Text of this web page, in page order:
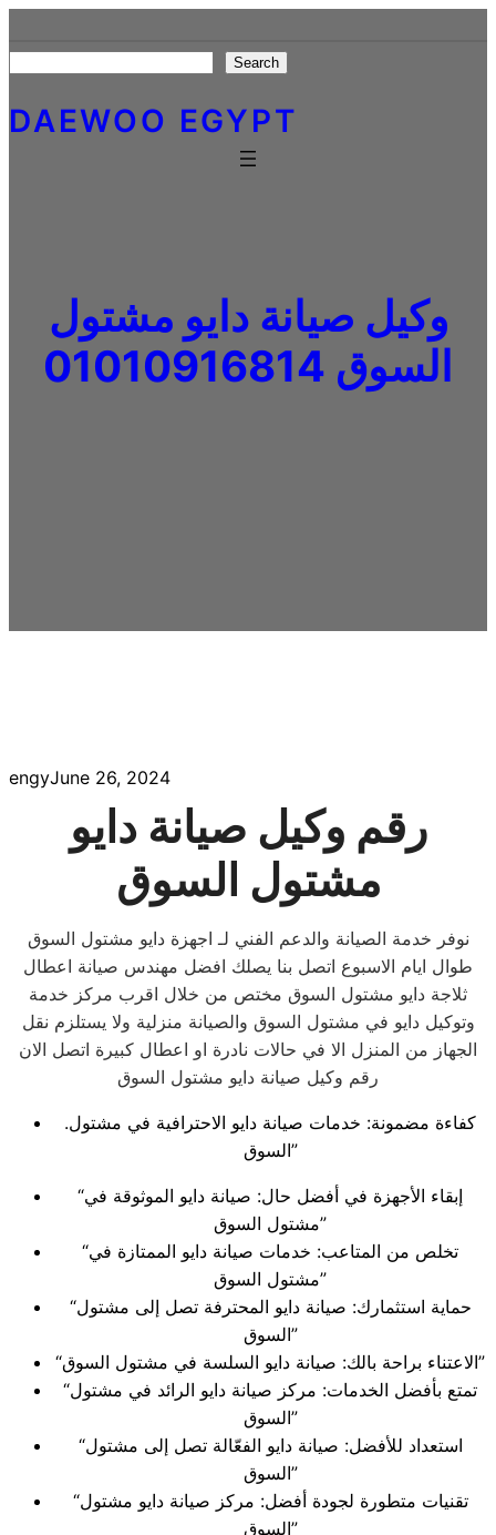
to
content
Search
DAEWOO EGYPT
وكيل صيانة دايو مشتول
السوق 01010916814
engyJune 26, 2024
رقم وكيل صيانة دايو
مشتول السوق
نوفر خدمة الصيانة والدعم الفني لـ اجهزة دايو مشتول السوق
طوال ايام الاسبوع اتصل بنا يصلك افضل مهندس صيانة اعطال
ثلاجة دايو مشتول السوق مختص من خلال اقرب مركز خدمة
وتوكيل دايو في مشتول السوق والصيانة منزلية ولا يستلزم نقل
الجهاز من المنزل الا في حالات نادرة او اعطال كبيرة اتصل الان
رقم وكيل صيانة دايو مشتول السوق
.كفاءة مضمونة: خدمات صيانة دايو الاحترافية في مشتول
السوق”
“إبقاء الأجهزة في أفضل حال: صيانة دايو الموثوقة في
مشتول السوق”
“تخلص من المتاعب: خدمات صيانة دايو الممتازة في
مشتول السوق”
“حماية استثمارك: صيانة دايو المحترفة تصل إلى مشتول
السوق”
“الاعتناء براحة بالك: صيانة دايو السلسة في مشتول السوق”
“تمتع بأفضل الخدمات: مركز صيانة دايو الرائد في مشتول
السوق”
“استعداد للأفضل: صيانة دايو الفعّالة تصل إلى مشتول
السوق”
“تقنيات متطورة لجودة أفضل: مركز صيانة دايو مشتول
السوق”